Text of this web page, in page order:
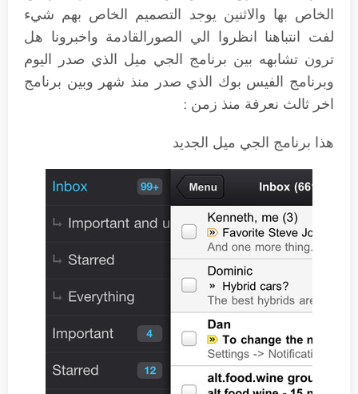
الخاص بها والاثنين يوجد التصميم الخاص بهم شيء
لفت انتباهنا انظروا الي الصورالقادمة واخبرونا هل
ترون تشابهه بين برنامج الجي ميل الذي صدر اليوم
وبرنامج الفيس بوك الذي صدر منذ شهر وبين برنامج
اخر ثالث نعرفة منذ زمن :
هذا برنامج الجي ميل الجديد